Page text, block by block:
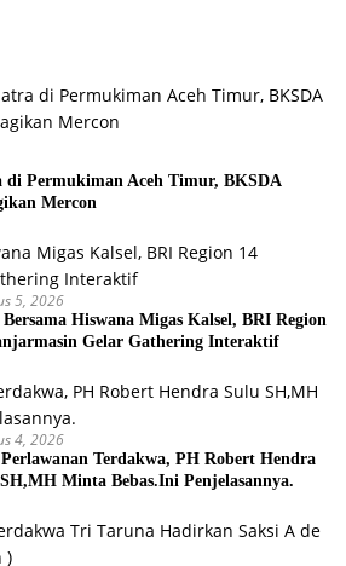
Permukiman Aceh Timur, BKSDA
Mercon
5, 2026
Hiswana Migas Kalsel, BRI Region
Gelar Gathering Interaktif
4, 2026
Terdakwa, PH Robert Hendra
Minta Bebas.Ini Penjelasannya.